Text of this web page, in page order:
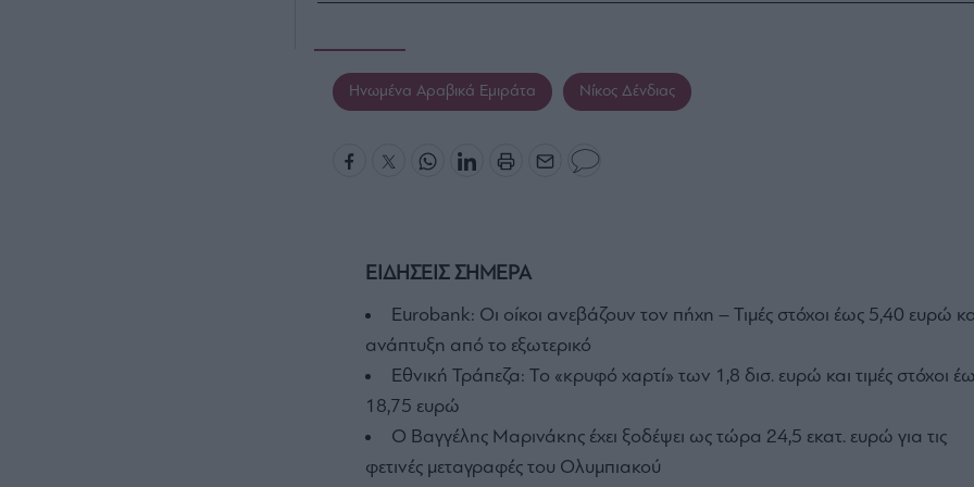
Ηνωμένα Αραβικά Εμιράτα Νίκος Δένδιας
ΕΙΔΗΣΕΙΣ ΣΗΜΕΡΑ
Eurobank: Οι οίκοι ανεβάζουν τον πήχη – Τιμές στόχοι έως 5,40 ευρώ
ανάπτυξη από το εξωτερικό
Εθνική Τράπεζα: Το «κρυφό χαρτί» των 1,8 δισ. ευρώ και τιμές στόχοι
18,75 ευρώ
Ο Βαγγέλης Μαρινάκης έχει ξοδέψει ως τώρα 24,5 εκατ. ευρώ για τις
φετινές μεταγραφές του Ολυμπιακού